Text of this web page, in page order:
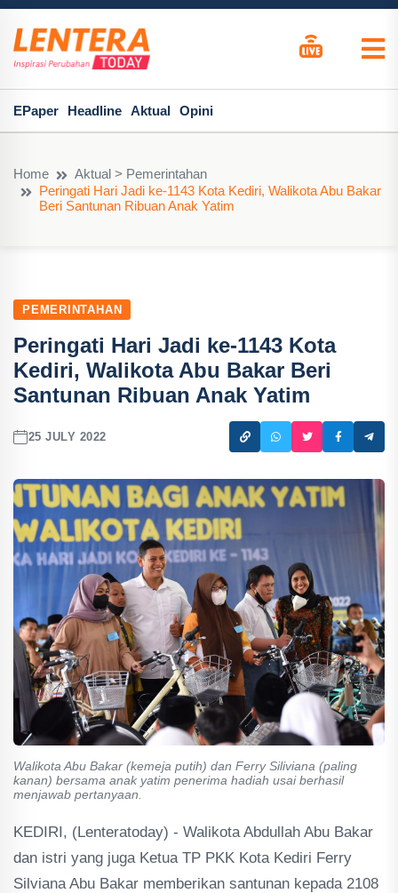
EPaper Headline Aktual Opini
Home
Aktual > Pemerintahan
Peringati Hari Jadi ke-1143 Kota Kediri, Walikota Abu Bakar
Beri Santunan Ribuan Anak Yatim
PEMERINTAHAN
Peringati Hari Jadi ke-1143 Kota
Kediri, Walikota Abu Bakar Beri
Santunan Ribuan Anak Yatim
25 JULY 2022
Walikota Abu Bakar (kemeja putih) dan Ferry Siliviana (paling
kanan) bersama anak yatim penerima hadiah usai berhasil
menjawab pertanyaan.
KEDIRI, (Lenteratoday) - Walikota Abdullah Abu Bakar
dan istri yang juga Ketua TP PKK Kota Kediri Ferry
Silviana Abu Bakar memberikan santunan kepada 2108